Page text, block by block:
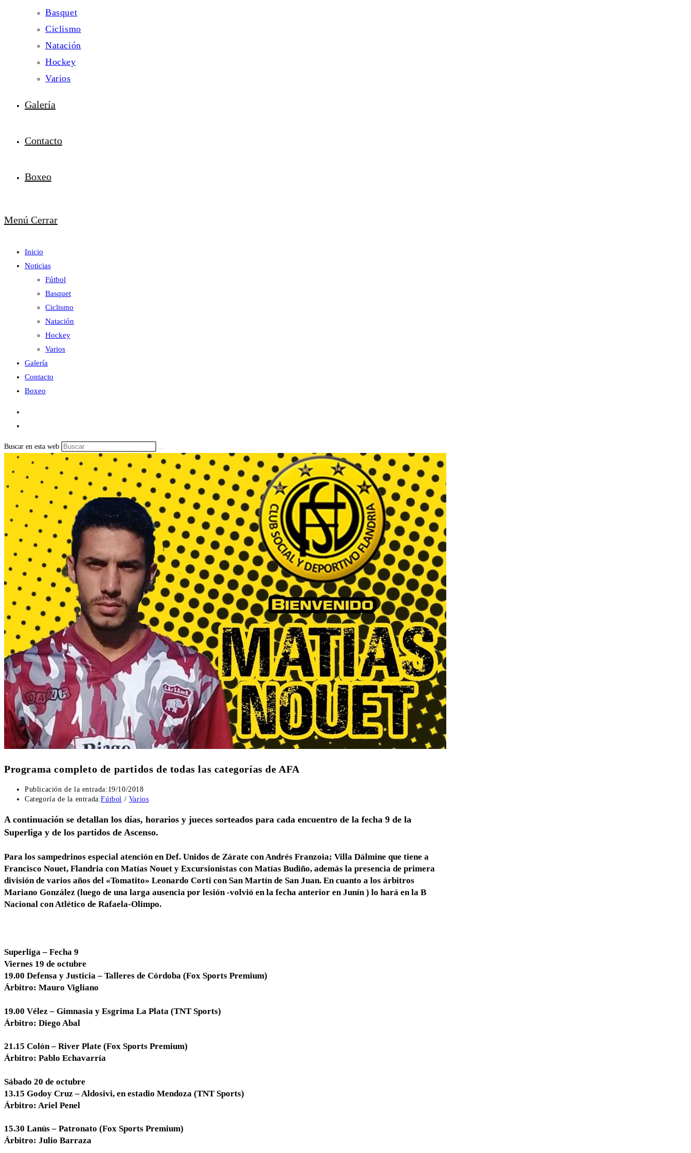
Basquet
Ciclismo
Natación
Hockey
Varios
Galería
Contacto
Boxeo
Menú Cerrar
Inicio
Noticias
Fútbol
Basquet
Ciclismo
Natación
Hockey
Varios
Galería
Contacto
Boxeo
Buscar en esta web
Programa completo de partidos de todas las categorías de AFA
Publicación de la entrada: 19/10/2018
Categoría de la entrada:Fútbol / Varios
A continuación se detallan los días, horarios y jueces sorteados para cada encuentro de la fecha 9 de la
Superliga y de los partidos de Ascenso.
Para los sampedrinos especial atención en Def. Unidos de Zárate con Andrés Franzoia; Villa Dálmine que tiene a
Francisco Nouet, Flandria con Matías Nouet y Excursionistas con Matías Budiño, además la presencia de primera
división de varios años del «Tomatito» Leonardo Corti con San Martín de San Juan. En cuanto a los árbitros
Mariano González (luego de una larga ausencia por lesión -volvió en la fecha anterior en Junín ) lo hará en la B
Nacional con Atlético de Rafaela-Olimpo.
Superliga – Fecha 9
Viernes 19 de octubre
19.00 Defensa y Justicia – Talleres de Córdoba (Fox Sports Premium)
Árbitro: Mauro Vigliano
19.00 Vélez – Gimnasia y Esgrima La Plata (TNT Sports)
Árbitro: Diego Abal
21.15 Colón – River Plate (Fox Sports Premium)
Árbitro: Pablo Echavarría
Sábado 20 de octubre
13.15 Godoy Cruz – Aldosivi, en estadio Mendoza (TNT Sports)
Árbitro: Ariel Penel
15.30 Lanús – Patronato (Fox Sports Premium)
Árbitro: Julio Barraza